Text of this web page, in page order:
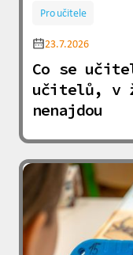
Pro učitele
23.7.2026
Co se
učitelů, v
nenajdou